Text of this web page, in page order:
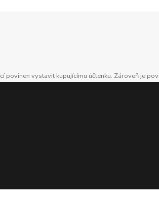
povinen vystavit kupujícímu účtenku. Zároveň je